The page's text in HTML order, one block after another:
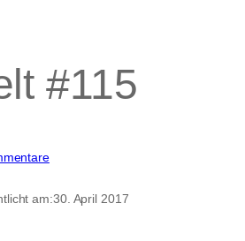
#115
zu
die
am:30. April 2017